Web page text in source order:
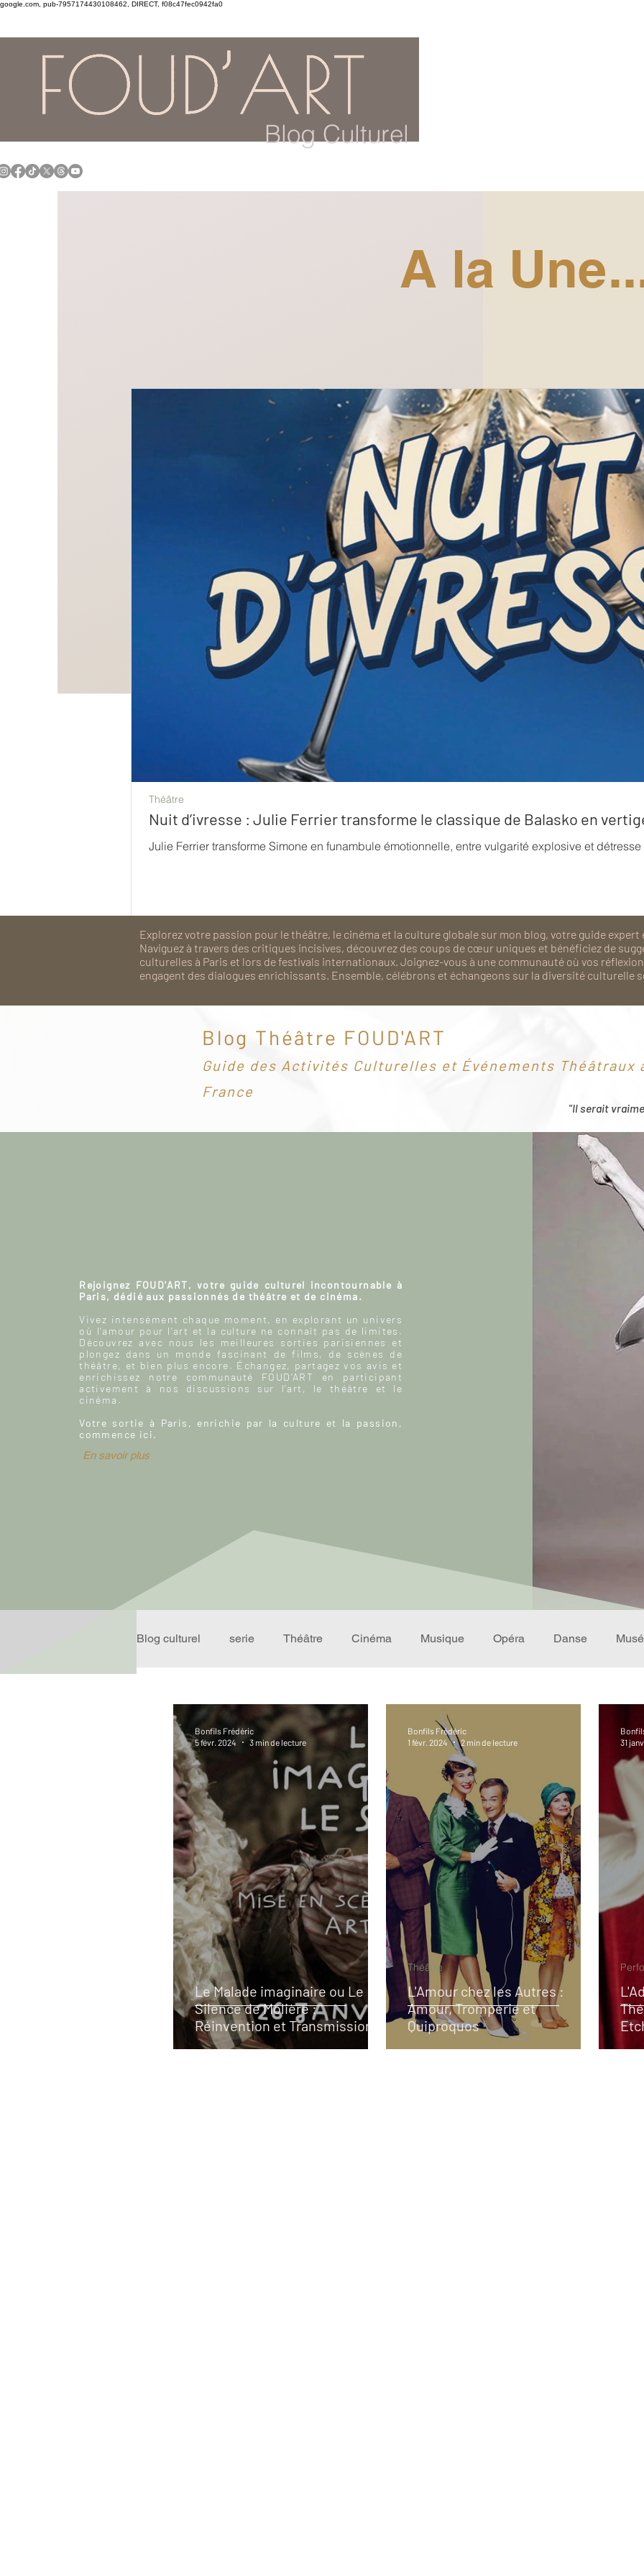
google.com, pub-7957174430108462, DIRECT, f08c47fec0942fa0
Blog Culturel
Nuit d’ivresse : Julie Ferrier transforme le classique de Balasko en
Julie Ferrier transforme Simone en funambule émotionnelle, entre vulgarité explosive et
Théâtre
A la
Explorez votre passion pour le théâtre, le cinéma et la culture globale sur mon blog, votre guide expert
Naviguez à travers des critiques incisives, découvrez des coups de cœur uniques et bénéficiez de
culturelles à Paris et lors de festivals internationaux. Joignez-vous à une communauté où vos
engagent des dialogues enrichissants. Ensemble, célébrons et échangeons sur la diversité culturelle
Blog Théâtre FOUD'ART
Guide des Activités Culturelles et Événements Théâtraux
France
"Il serait
Rejoignez FOUD'ART, votre guide culturel incontournable à
Paris, dédié aux passionnés de théâtre et de cinéma.
Vivez intensément chaque moment, en explorant un univers
où l'amour pour l'art et la culture ne connaît pas de limites.
Découvrez avec nous les meilleures sorties parisiennes et
plongez dans un monde fascinant de films, de scènes de
théâtre, et bien plus encore. Échangez, partagez vos avis et
enrichissez notre communauté FOUD'ART en participant
activement à nos discussions sur l’art, le théâtre et le
cinéma.
Votre sortie à Paris, enrichie par la culture et la passion,
commence ici.
En savoir plus
Blog culturel serie Théâtre Cinéma Musique Opéra Danse
Performance Récompense
Événement Validé par Romane. Spécial Famille Littérature Cirque
Offre spéciale Annuaire Théâtre - Musée Hommage
Le Malade imaginaire ou Le
Silence de Molière :
Réinvention et Transmission
par Arthur Nauzyciel
Théâtre
Bonfils Frédéric
5 févr. 2024
3 min de lecture
L'Amour chez les Autres :
Amour, Tromperie et
Quiproquos
Théâtre
Bonfils Frédéric
1 févr. 2024
2 min de lecture
31